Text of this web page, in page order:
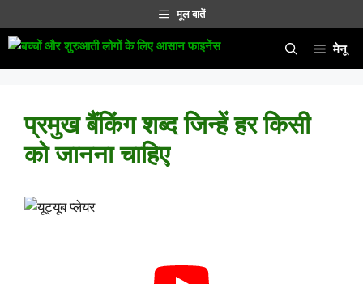
पर
जाएं
मूल बातें
मेनू
प्रमुख बैंकिंग शब्द जिन्हें हर किसी
को जानना चाहिए